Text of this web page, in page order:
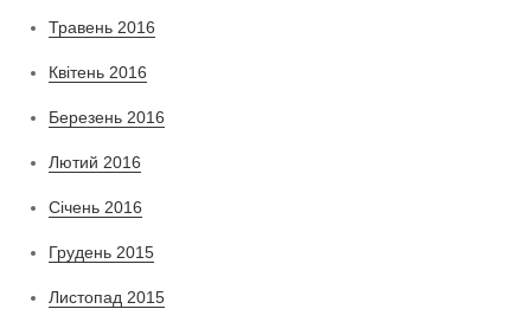
Травень 2016
Квітень 2016
Березень 2016
Лютий 2016
Січень 2016
Грудень 2015
Листопад 2015